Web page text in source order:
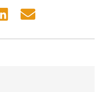
Share
Share